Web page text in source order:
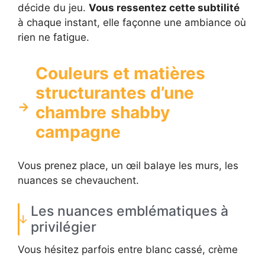
décide du jeu. Vous ressentez cette subtilité
à chaque instant, elle façonne une ambiance où
rien ne fatigue.
Couleurs et matières
structurantes d’une
chambre shabby
campagne
Vous prenez place, un œil balaye les murs, les
nuances se chevauchent.
Les nuances emblématiques à
privilégier
Vous hésitez parfois entre blanc cassé, crème